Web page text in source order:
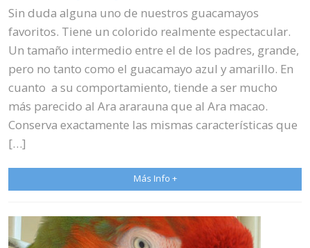
Sin duda alguna uno de nuestros guacamayos
favoritos. Tiene un colorido realmente espectacular.
Un tamaño intermedio entre el de los padres, grande,
pero no tanto como el guacamayo azul y amarillo. En
cuanto a su comportamiento, tiende a ser mucho
más parecido al Ara ararauna que al Ara macao.
Conserva exactamente las mismas características que
[…]
Más Info +